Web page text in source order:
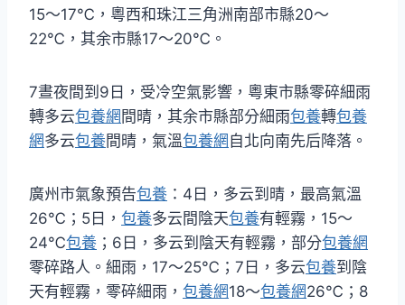
15～17℃，粵西和珠江三角洲南部市縣20～
22℃，其余市縣17～20℃。
7晝夜間到9日，受冷空氣影響，粵東市縣零碎細雨
轉多云包養網 間晴，其余市縣部分細雨包養轉包養
網多云包養間晴，氣溫包養網 自北向南先后降落。
廣州市氣象預告包養 ：4日，多云到晴，最高氣溫
26℃；5日， 包養多云間陰天包養有輕霧，15～
24℃包養 ；6日，多云到陰天有輕霧，部分包養網
零碎路人。細雨，17～25℃；7日，多云包養到陰
天有輕霧，零碎細雨， 包養網18～包養網26℃；8